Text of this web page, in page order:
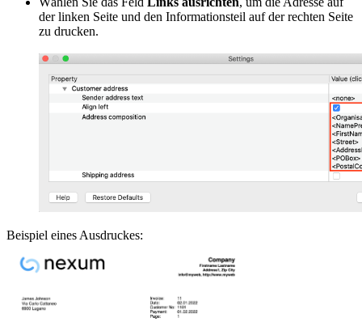
der linken Seite und den Informationsteil auf der rechten Seite
zu drucken.
Beispiel eines Ausdruckes: